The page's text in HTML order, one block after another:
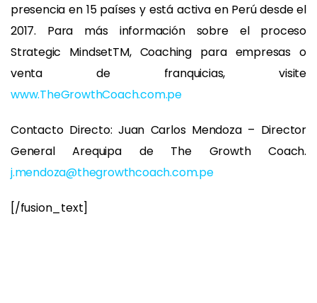
presencia en 15 países y está activa en Perú desde el
2017. Para más información sobre el proceso
Strategic MindsetTM, Coaching para empresas o
venta de franquicias, visite
www.TheGrowthCoach.com.pe
Contacto Directo: Juan Carlos Mendoza – Director
General Arequipa de The Growth Coach.
j.mendoza@thegrowthcoach.com.pe
[/fusion_text]